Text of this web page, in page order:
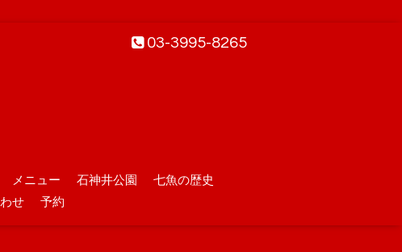
03-3995-8265
メニュー 石神井公園
七魚の歴史
せ 予約